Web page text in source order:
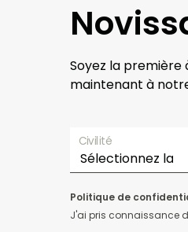
Soyez la
maintenant à
Civilité
Politique de
J'ai pris connaissance